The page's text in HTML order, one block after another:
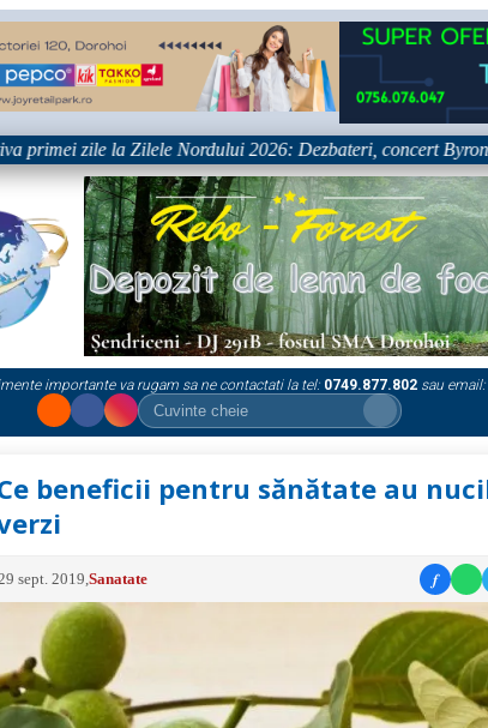
zile la Zilele Nordului 2026: Dezbateri, concert Byron și
importante va rugam sa ne contactati la tel: 0749.877.802 sau email:
beneficii pentru sănătate au
29 sept. 2019 ,Sanatate f